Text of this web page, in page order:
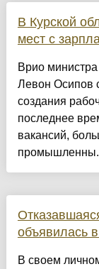
В Курской
мест с
Врио министра
Левон Осипов
создания
последнее
вакансий,
объявилась
В своем